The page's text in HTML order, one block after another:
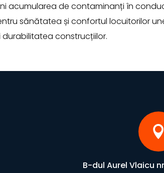
acumularea de contaminanți în
sănătatea și confortul locuitorilor
construcțiilor.

B-dul Aurel Vlaicu